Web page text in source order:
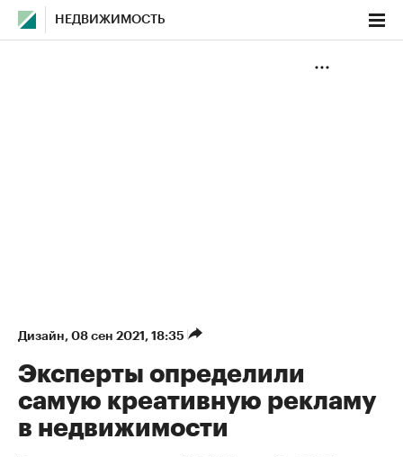
НЕДВИЖИМОСТЬ
Дизайн⁠, 08 сен 2021, 18:35
Эксперты определили
самую креативную рекламу
в недвижимости